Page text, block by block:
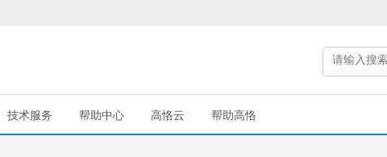
技术服务 帮助中心 高恪云 帮助高恪